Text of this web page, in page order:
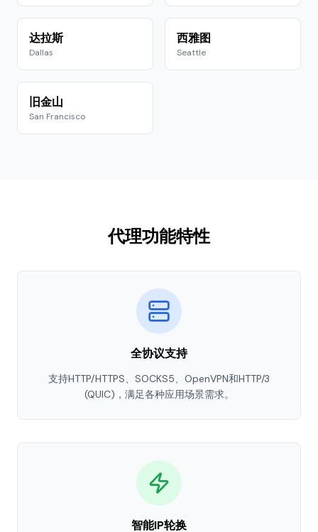
达拉斯
Dallas
西雅图
Seattle
旧金山
San Francisco
代理功能特性
全协议支持
支持HTTP/HTTPS、SOCKS5、OpenVPN和HTTP/3
(QUIC)，满足各种应用场景需求。
智能IP轮换